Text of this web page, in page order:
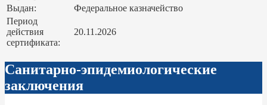
Выдан:
Федеральное казначейство
Период
действия
сертификата:
20.11.2026
Санитарно-эпидемиологические
заключения